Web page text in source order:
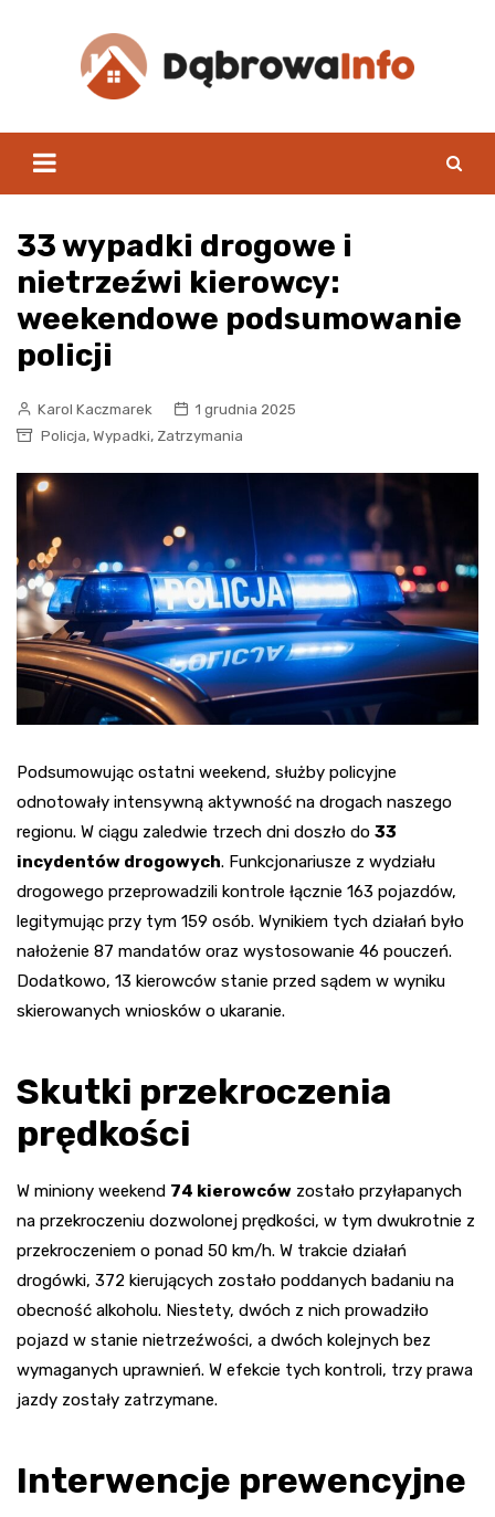
33 wypadki drogowe i
nietrzeźwi kierowcy:
weekendowe podsumowanie
policji
Karol Kaczmarek
1 grudnia 2025
Policja, Wypadki, Zatrzymania
Podsumowując ostatni weekend, służby policyjne
odnotowały intensywną aktywność na drogach naszego
regionu. W ciągu zaledwie trzech dni doszło do 33
incydentów drogowych. Funkcjonariusze z wydziału
drogowego przeprowadzili kontrole łącznie 163 pojazdów,
legitymując przy tym 159 osób. Wynikiem tych działań było
nałożenie 87 mandatów oraz wystosowanie 46 pouczeń.
Dodatkowo, 13 kierowców stanie przed sądem w wyniku
skierowanych wniosków o ukaranie.
Skutki przekroczenia
prędkości
W miniony weekend 74 kierowców zostało przyłapanych
na przekroczeniu dozwolonej prędkości, w tym dwukrotnie z
przekroczeniem o ponad 50 km/h. W trakcie działań
drogówki, 372 kierujących zostało poddanych badaniu na
obecność alkoholu. Niestety, dwóch z nich prowadziło
pojazd w stanie nietrzeźwości, a dwóch kolejnych bez
wymaganych uprawnień. W efekcie tych kontroli, trzy prawa
jazdy zostały zatrzymane.
Interwencje prewencyjne